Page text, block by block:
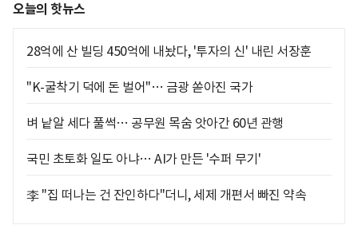
오늘의 핫뉴스
28억에 산 빌딩 450억에 내놨다, '투자의 신' 내린 서장훈
"K-굴착기 덕에 돈 벌어"… 금광 쏟아진 국가
벼 낱알 세다 풀썩… 공무원 목숨 앗아간 60년 관행
국민 초토화 일도 아냐… AI가 만든 '수퍼 무기'
李 "집 떠나는 건 잔인하다"더니, 세제 개편서 빠진 약속